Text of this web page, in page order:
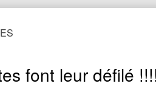
font leur défilé